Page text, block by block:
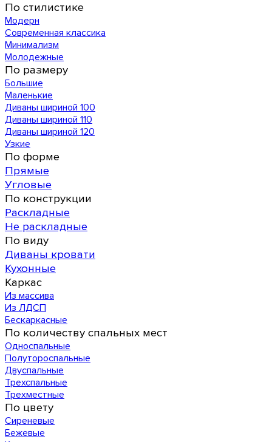
По стилистике
Модерн
Современная классика
Минимализм
Молодежные
По размеру
Большие
Маленькие
Диваны шириной 100
Диваны шириной 110
Диваны шириной 120
Узкие
По форме
Прямые
Угловые
По конструкции
Раскладные
Не раскладные
По виду
Диваны кровати
Кухонные
Каркас
Из массива
Из ЛДСП
Бескаркасные
По количеству спальных мест
Односпальные
Полутороспальные
Двуспальные
Трехспальные
Трехместные
По цвету
Сиреневые
Бежевые